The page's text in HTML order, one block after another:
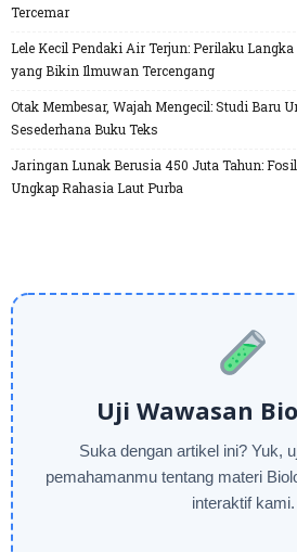
Tercemar
Lele Kecil Pendaki Air Terjun: Perilaku
yang Bikin Ilmuwan Tercengang
Otak Membesar, Wajah Mengecil: Studi Baru
Sesederhana Buku Teks
Jaringan Lunak Berusia 450 Juta Tahun:
Ungkap Rahasia Laut Purba
Uji Wawasan
Suka dengan artikel ini? Yuk,
pemahamanmu tentang materi
interaktif kami.